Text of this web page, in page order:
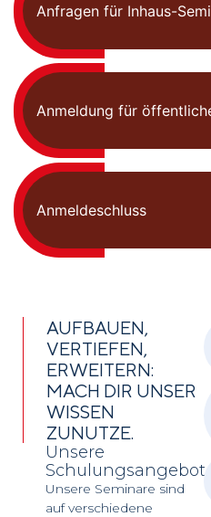
Anfragen für Inhaus-
Anmeldung für
Anmeldeschluss
AUFBAUEN,
VERTIEFEN,
ERWEITERN:
MACH DIR UNSER
WISSEN
ZUNUTZE.
Unsere
Schulungsangebote
Unsere Seminare sind
auf verschiedene